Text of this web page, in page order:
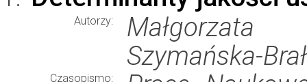
Autorzy:
Szymańska-
Czasopismo: